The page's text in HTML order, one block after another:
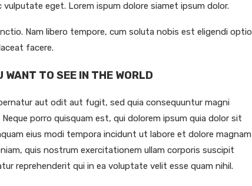
eget. Lorem ispum dolore siamet ipsum dolor.
Nam libero tempore, cum soluta nobis est eligendi optio
facere.
WANT TO SEE IN THE WORLD
aut odit aut fugit, sed quia consequuntur magni
porro quisquam est, qui dolorem ipsum quia dolor sit
eius modi tempora incidunt ut labore et dolore magnam
quis nostrum exercitationem ullam corporis suscipit
reprehenderit qui in ea voluptate velit esse quam nihil.